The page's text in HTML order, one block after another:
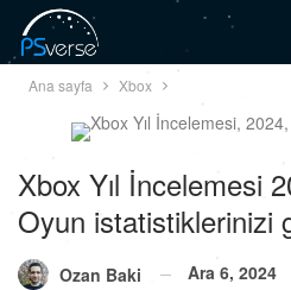
Ana sayfa Xbox
Xbox Yıl İncelemesi
Oyun istatistiklerinizi
Ozan Baki Ara 6, 2024